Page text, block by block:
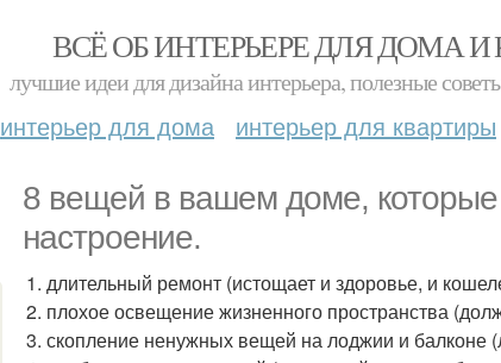
ВСЁ ОБ ИНТЕРЬЕРЕ ДЛЯ ДОМА
лучшие идеи для дизайна интерьера, полезные
интерьер для дома интерьер для квартиры
8 вещей в вашем доме,
настроение.
1. длительный ремонт (истощает и здоровье, и
2. плохое освещение жизненного пространства
3. скопление ненужных вещей на лоджии и балконе